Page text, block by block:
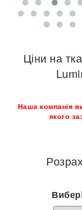
Ціни на
Наша компанія
якого